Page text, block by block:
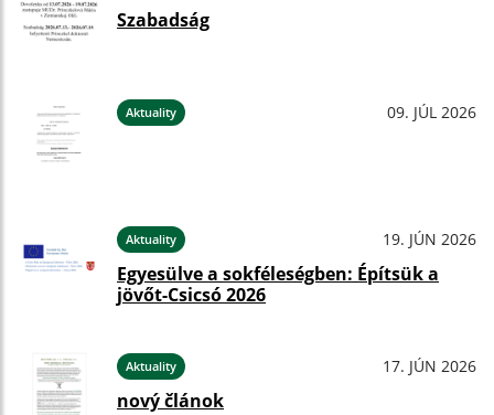
Szabadság
Aktuality 09. JÚL 2026
Aktuality 19. JÚN 2026
Egyesülve a sokféleségben: Építsük a
jövőt-Csicsó 2026
Aktuality 17. JÚN 2026
nový článok